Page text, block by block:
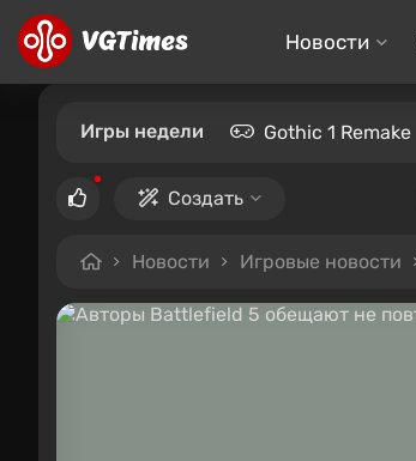
Новости
Игры недели Gothic 1 Remake
Создать
Новости Игровые новости